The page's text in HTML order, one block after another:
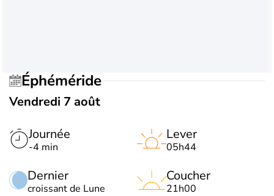
Éphéméride
Vendredi 7 août
Journée
-4 min
Dernier
croissant de Lune
Lever
05h44
Coucher
21h00